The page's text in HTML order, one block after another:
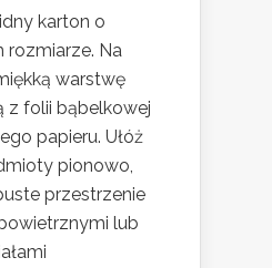
karton o
Na
warstwę
z folii bąbelkowej
papieru. Ułóż
pionowo,
przestrzenie
lub